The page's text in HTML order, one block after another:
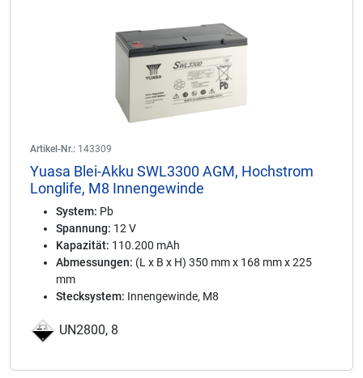
Artikel-Nr.: 143309
Yuasa Blei-Akku SWL3300 AGM, Hochstrom
Longlife, M8 Innengewinde
System: Pb
Spannung: 12 V
Kapazität: 110.200 mAh
Abmessungen: (L x B x H) 350 mm x 168 mm x 225
mm
Stecksystem: Innengewinde, M8
UN2800, 8